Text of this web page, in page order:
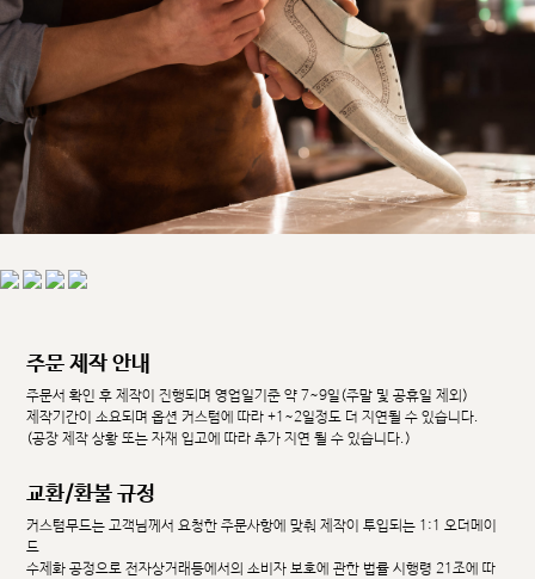
주문 제작 안내
주문서 확인 후 제작이 진행되며 영업일기준 약 7~9일(주말 및 공휴일 제외)
제작기간이 소요되며 옵션 커스텀에 따라 +1~2일정도 더 지연될 수 있습니다.
(공장 제작 상황 또는 자재 입고에 따라 추가 지연 될 수 있습니다.)
교환/환불 규정
커스텀무드는 고객님께서 요청한 주문사항에 맞춰 제작이 투입되는 1:1 오더메이
드
수제화 공정으로 전자상거래등에서의 소비자 보호에 관한 법률 시행령 21조에 따